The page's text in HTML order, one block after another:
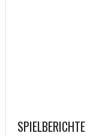
SPIELBERICHTE